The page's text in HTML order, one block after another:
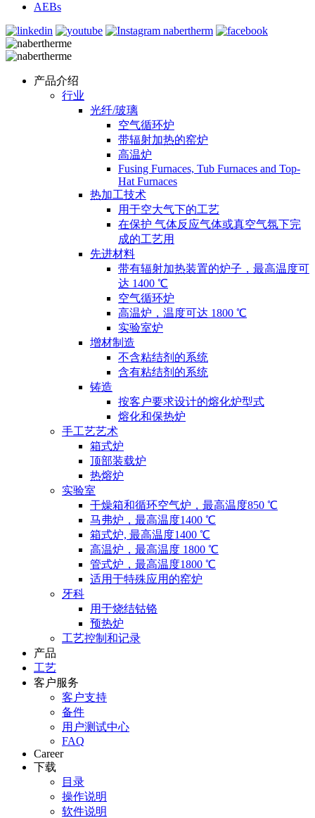
AEBs
产品介绍
行业
光纤/玻璃
空气循环炉
带辐射加热的窑炉
高温炉
Fusing Furnaces, Tub Furnaces and Top-
Hat Furnaces
热加工技术
用于空大气下的工艺
在保护 气体反应气体或真空气氛下完
成的工艺用
先进材料
带有辐射加热装置的炉子，最高温度可
达 1400 ℃
空气循环炉
高温炉，温度可达 1800 ℃
实验室炉
增材制造
不含粘结剂的系统
含有粘结剂的系统
铸造
按客户要求设计的熔化炉型式
熔化和保热炉
手工艺艺术
箱式炉
顶部装载炉
热熔炉
实验室
干燥箱和循环空气炉，最高温度850 ℃
马弗炉，最高温度1400 ℃
箱式炉, 最高温度1400 ℃
高温炉，最高温度 1800 ℃
管式炉，最高温度1800 ℃
适用于特殊应用的窑炉
牙科
用于烧结钴铬
预热炉
工艺控制和记录
产品
工艺
客户服务
客户支持
备件
用户测试中心
FAQ
Career
下载
目录
操作说明
软件说明